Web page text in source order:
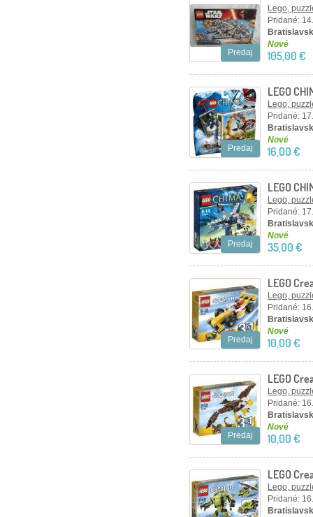
Predaj
75105
Lego,
Pridané:
Nové
105,00 €
Predaj
LEGO
Lego,
Pridané:
Nové
16,00 €
Predaj
LEGO
Lego,
Pridané:
Nové
35,00 €
Predaj
LEGO
Lego,
Pridané:
Nové
10,00 €
Predaj
LEGO
Lego,
Pridané:
Nové
10,00 €
LEGO
Lego,
Pridané: